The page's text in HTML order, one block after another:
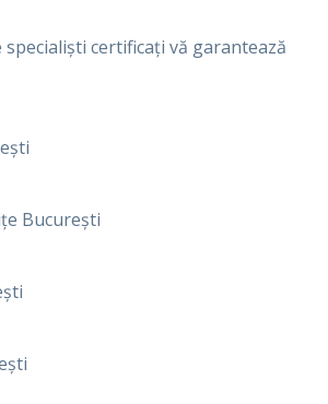
specialiști certificați vă garantează
București